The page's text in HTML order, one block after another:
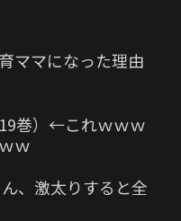
ママになった理由
巻）←これｗｗｗ
ｗ
、激太りすると全